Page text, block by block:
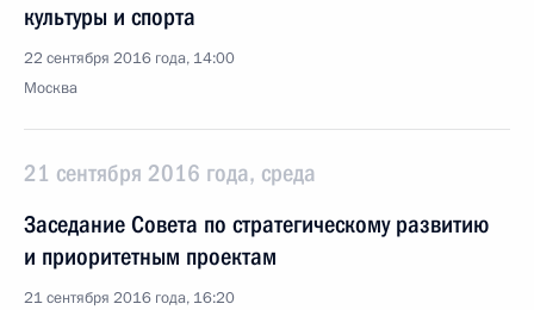
культуры и спорта
22 сентября 2016 года, 14:00
Москва
21 сентября 2016 года, среда
Заседание Совета по стратегическому развитию
и приоритетным проектам
21 сентября 2016 года, 16:20